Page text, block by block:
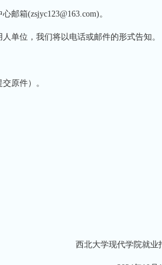
箱(zsjyc123@163.com)。
位，我们将以电话或邮件的形式告知。
原件）。
西北大学现代学院就业